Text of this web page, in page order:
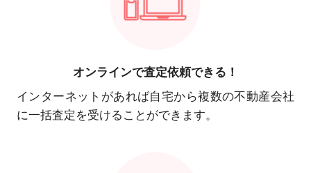
オンラインで査定依頼できる！
インターネットがあれば自宅から複数の不動産会社
に一括査定を受けることができます。